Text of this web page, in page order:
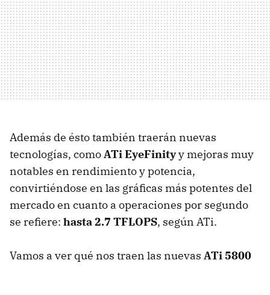
Además de ésto también traerán nuevas
tecnologías, comoATi EyeFinityy mejoras muy
notables en rendimiento y potencia,
convirtiéndose en las gráficas más potentes del
mercado en cuanto a operaciones por segundo
se refiere: hasta 2.7 TFLOPS, según ATi.
Vamos a ver qué nos traen las nuevas ATi 5800